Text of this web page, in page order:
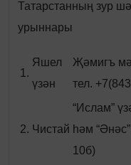
Татарстанның зур
урыннары
1.
Яшел
үзән
Җәмигъ
тел.
2. Чистай
“Ислам”
һәм
10б)